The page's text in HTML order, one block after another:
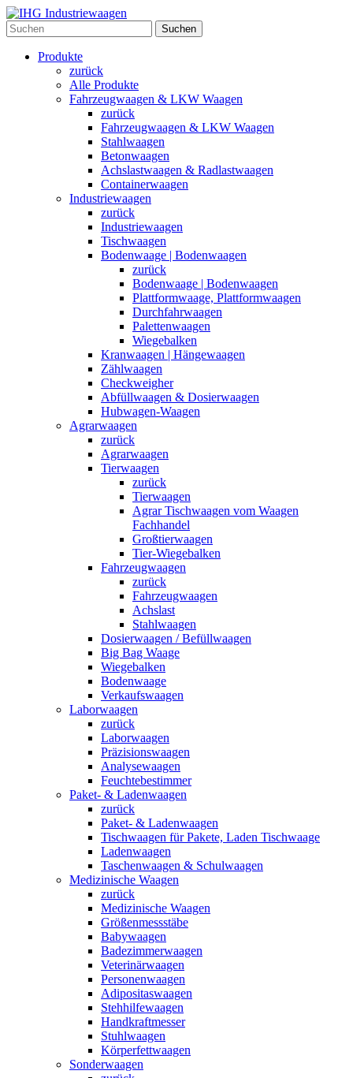
Suchen
Produkte
zurück
Alle Produkte
Fahrzeugwaagen & LKW Waagen
zurück
Fahrzeugwaagen & LKW Waagen
Stahlwaagen
Betonwaagen
Achslastwaagen & Radlastwaagen
Containerwaagen
Industriewaagen
zurück
Industriewaagen
Tischwaagen
Bodenwaage | Bodenwaagen
zurück
Bodenwaage | Bodenwaagen
Plattformwaage, Plattformwaagen
Durchfahrwaagen
Palettenwaagen
Wiegebalken
Kranwaagen | Hängewaagen
Zählwaagen
Checkweigher
Abfüllwaagen & Dosierwaagen
Hubwagen-Waagen
Agrarwaagen
zurück
Agrarwaagen
Tierwaagen
zurück
Tierwaagen
Agrar Tischwaagen vom Waagen
Fachhandel
Großtierwaagen
Tier-Wiegebalken
Fahrzeugwaagen
zurück
Fahrzeugwaagen
Achslast
Stahlwaagen
Dosierwaagen / Befüllwaagen
Big Bag Waage
Wiegebalken
Bodenwaage
Verkaufswaagen
Laborwaagen
zurück
Laborwaagen
Präzisionswaagen
Analysewaagen
Feuchtebestimmer
Paket- & Ladenwaagen
zurück
Paket- & Ladenwaagen
Tischwaagen für Pakete, Laden Tischwaage
Ladenwaagen
Taschenwaagen & Schulwaagen
Medizinische Waagen
zurück
Medizinische Waagen
Größenmessstäbe
Babywaagen
Badezimmerwaagen
Veterinärwaagen
Personenwaagen
Adipositaswaagen
Stehhilfewaagen
Handkraftmesser
Stuhlwaagen
Körperfettwaagen
Sonderwaagen